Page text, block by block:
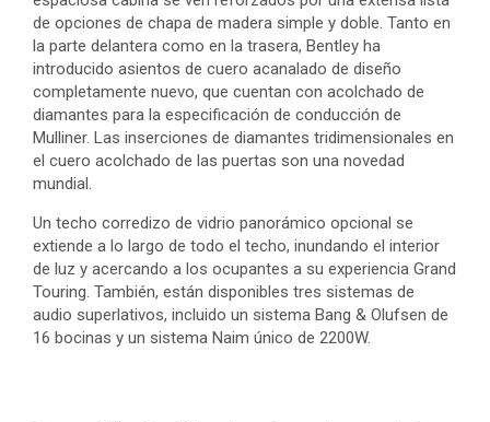
de opciones de chapa de madera simple y doble. Tanto en
la parte delantera como en la trasera, Bentley ha
introducido asientos de cuero acanalado de diseño
completamente nuevo, que cuentan con acolchado de
diamantes para la especificación de conducción de
Mulliner. Las inserciones de diamantes tridimensionales en
el cuero acolchado de las puertas son una novedad
mundial.
Un techo corredizo de vidrio panorámico opcional se
extiende a lo largo de todo el techo, inundando el interior
de luz y acercando a los ocupantes a su experiencia Grand
Touring. También, están disponibles tres sistemas de
audio superlativos, incluido un sistema Bang & Olufsen de
16 bocinas y un sistema Naim único de 2200W.